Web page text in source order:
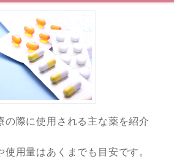
の際に使用される主な薬を紹介
使用量はあくまでも目安です。